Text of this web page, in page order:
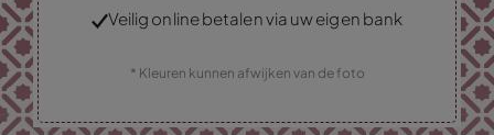
Veilig online betalen via uw eigen bank
* Kleuren kunnen afwijken van de foto